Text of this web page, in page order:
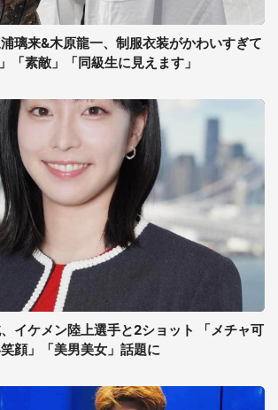
浦璃来&木原龍一、制服衣装がかわいすぎて
「素敵」「同級生に見えます」
イケメン陸上選手と2ショット 「メチャ可
顔」「美男美女」話題に